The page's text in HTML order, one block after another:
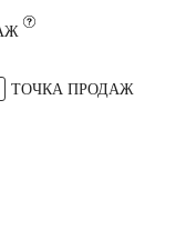
ТОЧКА ПРОДАЖ